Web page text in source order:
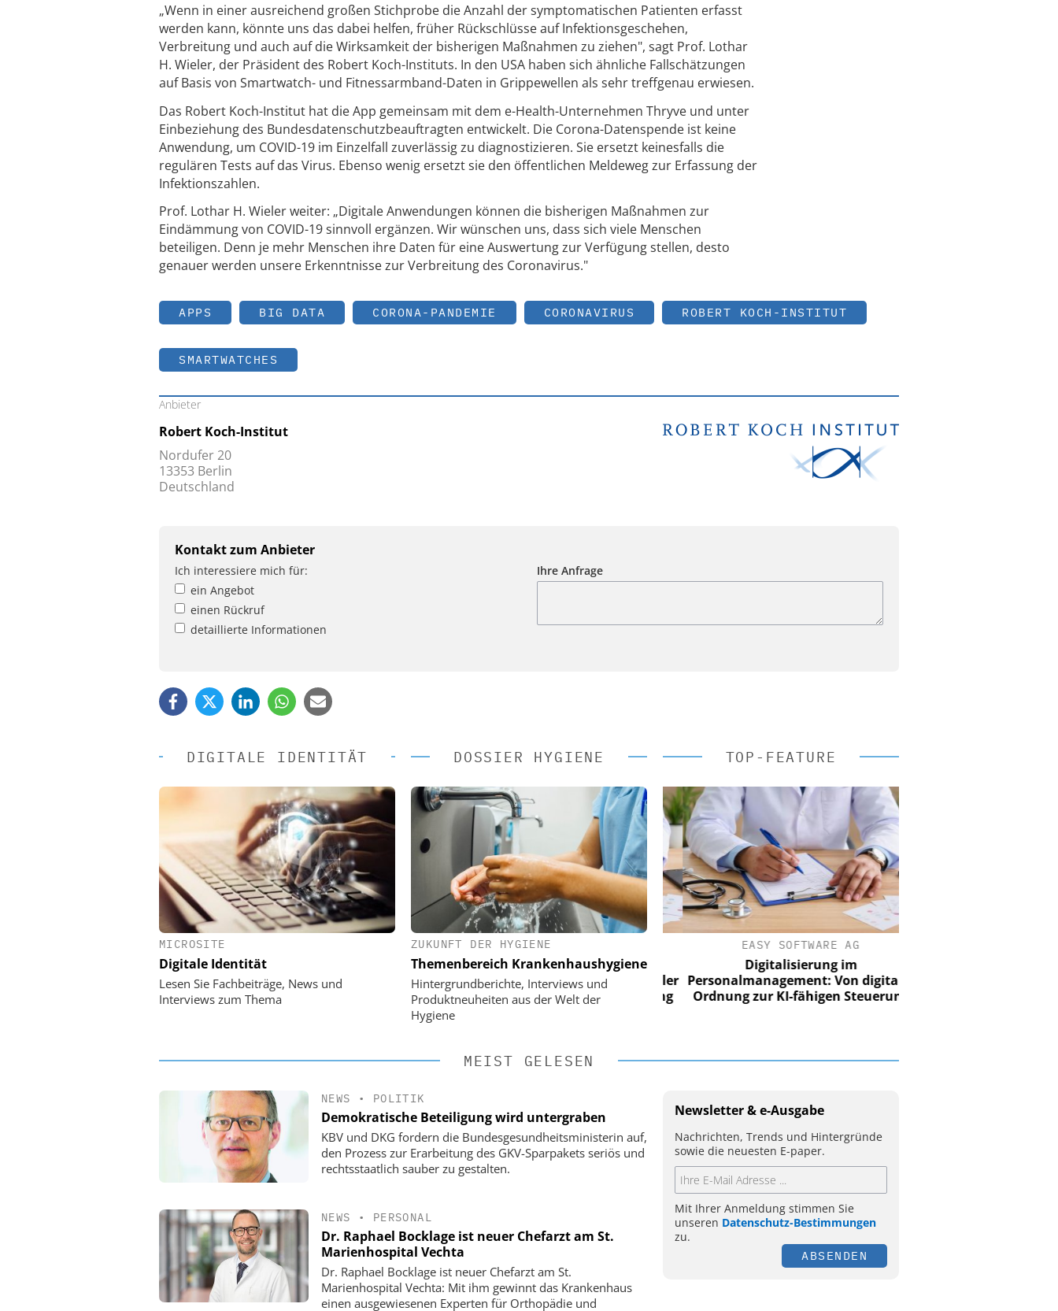
„Wenn in einer ausreichend großen Stichprobe die Anzahl der symptomatischen Patienten erfasst
werden kann, könnte uns das dabei helfen, früher Rückschlüsse auf Infektionsgeschehen,
Verbreitung und auch auf die Wirksamkeit der bisherigen Maßnahmen zu ziehen", sagt Prof. Lothar
H. Wieler, der Präsident des Robert Koch-Instituts. In den USA haben sich ähnliche Fallschätzungen
auf Basis von Smartwatch- und Fitnessarmband-Daten in Grippewellen als sehr treffgenau erwiesen.
Das Robert Koch-Institut hat die App gemeinsam mit dem e-Health-Unternehmen Thryve und unter
Einbeziehung des Bundesdatenschutzbeauftragten entwickelt. Die Corona-Datenspende ist keine
Anwendung, um COVID-19 im Einzelfall zuverlässig zu diagnostizieren. Sie ersetzt keinesfalls die
regulären Tests auf das Virus. Ebenso wenig ersetzt sie den öffentlichen Meldeweg zur Erfassung der
Infektionszahlen.
Prof. Lothar H. Wieler weiter: „Digitale Anwendungen können die bisherigen Maßnahmen zur
Eindämmung von COVID-19 sinnvoll ergänzen. Wir wünschen uns, dass sich viele Menschen
beteiligen. Denn je mehr Menschen ihre Daten für eine Auswertung zur Verfügung stellen, desto
genauer werden unsere Erkenntnisse zur Verbreitung des Coronavirus."
APPS BIG DATA CORONA-PANDEMIE CORONAVIRUS ROBERT KOCH-INSTITUT
SMARTWATCHES
Anbieter
Robert Koch-Institut
Nordufer 20
13353 Berlin
Deutschland
Kontakt zum Anbieter
Ich interessiere mich für:
ein Angebot
einen Rückruf
detaillierte Informationen
Ihre Anfrage
DIGITALE IDENTITÄT
MICROSITE
Digitale Identität
Lesen Sie Fachbeiträge, News und
Interviews zum Thema
DOSSIER HYGIENE
ZUKUNFT DER HYGIENE
Themenbereich Krankenhaushygiene
Hintergrundberichte, Interviews und
Produktneuheiten aus der Welt der
Hygiene
TOP-FEATURE
Digitalisierung im
Personalmanagement: Von digitaler
Ordnung zur KI-fähigen Steuerung
EASY SOFTWARE AG
Digitalisierung im
Personalmanagement: Von digitaler
Ordnung zur KI-fähigen Steuerung
EASY SOFTWARE AG
Digitalisierung im
Personalmanagement: Von digitaler
Ordnung zur KI-fähigen Steuerung
MEIST GELESEN
NEWS • POLITIK
Demokratische Beteiligung wird untergraben
KBV und DKG fordern die Bundesgesundheitsministerin auf,
den Prozess zur Erarbeitung des GKV-Sparpakets seriös und
rechtsstaatlich sauber zu gestalten.
NEWS • PERSONAL
Dr. Raphael Bocklage ist neuer Chefarzt am St.
Marienhospital Vechta
Dr. Raphael Bocklage ist neuer Chefarzt am St.
Marienhospital Vechta: Mit ihm gewinnt das Krankenhaus
einen ausgewiesenen Experten für Orthopädie und
Newsletter & e-Ausgabe
Nachrichten, Trends und Hintergründe
sowie die neuesten E-paper.
Mit Ihrer Anmeldung stimmen Sie
unseren Datenschutz-Bestimmungen
zu.
ABSENDEN